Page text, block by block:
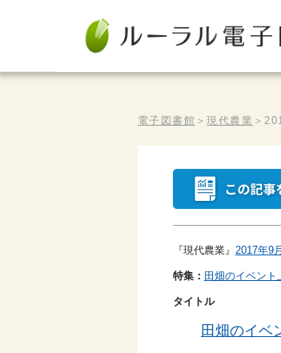
電子図書館 ＞現代農業 ＞
『現代農業』 2017年9
特集： 田畑のイベント
タイトル
田畑のイベ